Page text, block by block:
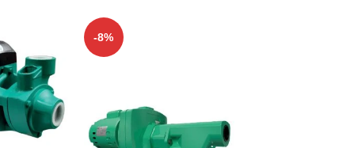
-8%